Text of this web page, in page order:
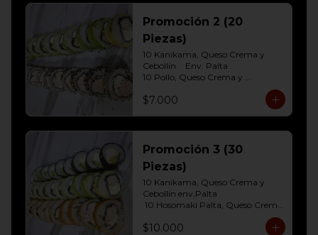
Palta Env. Cibulette
10 Pollo, queso crema y cebollin
Env. Palta
10 Hosomaki (Queso crema)
10 Hosomaki ( Palta)
Promoción 2 (20
Piezas)
10 Kanikama, Queso Crema y
Cebollín.	Env. Palta .
10 Pollo, Queso Crema y
frito
$7.000
Promoción 3 (30
Piezas)
10 Kanikama, Queso Crema y
Cebollín env.Palta
10 Hosomaki Palta, Queso Crema
10 Pollo, Queso Crema y Cebollin
Env. Frito
$10.000